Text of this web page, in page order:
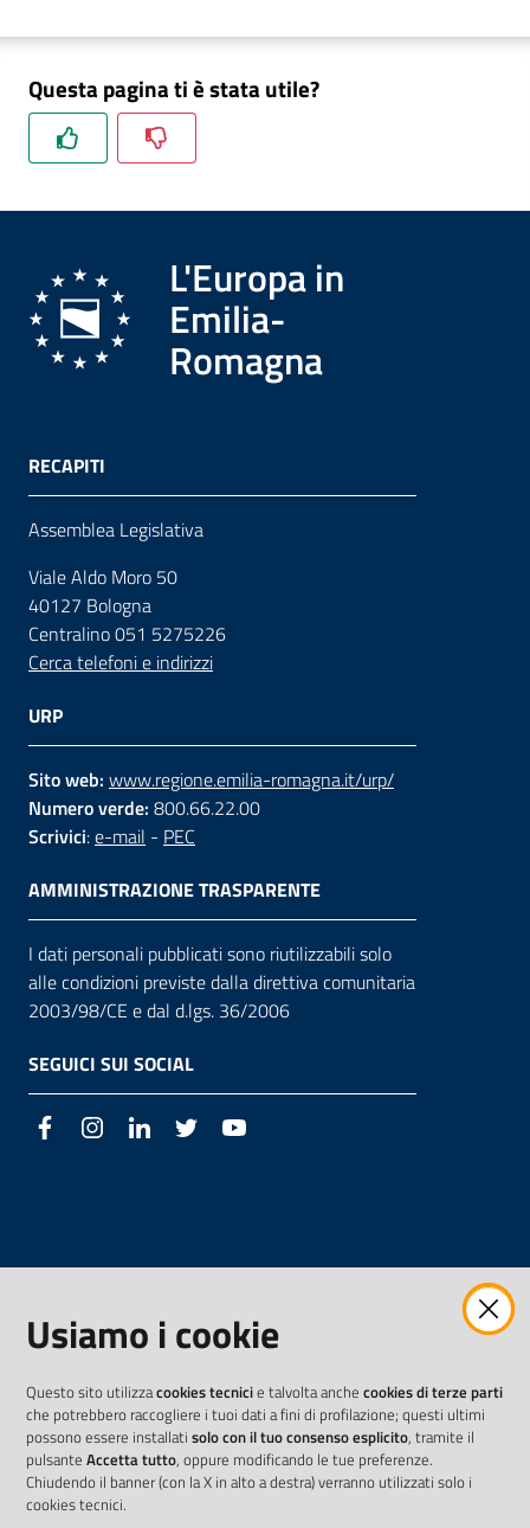
Questa pagina ti è stata utile?
L'Europa in
Emilia-
Romagna
RECAPITI
Assemblea Legislativa
Viale Aldo Moro 50
40127 Bologna
Centralino 051 5275226
Cerca telefoni e indirizzi
URP
Sito web: www.regione.emilia-romagna.it/urp/
Numero verde: 800.66.22.00
Scrivici:e-mail - PEC
AMMINISTRAZIONE TRASPARENTE
I dati personali pubblicati sono riutilizzabili solo
alle condizioni previste dalla direttiva comunitaria
2003/98/CE e dal d.lgs. 36/2006
SEGUICI SUI SOCIAL
FacebookInstagramLinkedIn Twitter
Usiamo i cookie
Questo sito utilizzacookies tecnicie talvolta anche cookies di terze parti
che potrebbero raccogliere i tuoi dati a fini di profilazione; questi ultimi
possono essere installati solo con il tuo consenso esplicito, tramite il
pulsante Accetta tutto, oppure modificando le tue preferenze.
Chiudendo il banner (con la X in alto a destra) verranno utilizzati solo i
cookies tecnici.